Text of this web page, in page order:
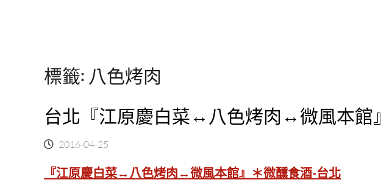
標籤: 八色烤肉
台北『江原慶白菜↔八色烤肉↔微風本館』
2016-04-25
『江原慶白菜↔八色烤肉↔微風本館』＊微醺食酒-台北